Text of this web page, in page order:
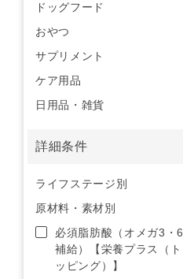
ドッグフード
おやつ
サプリメント
ケア用品
日用品・雑貨
詳細条件
ライフステージ別
原材料・素材別
必須脂肪酸（オメガ3・6
補給）【栄養プラス（ト
ッピング）】